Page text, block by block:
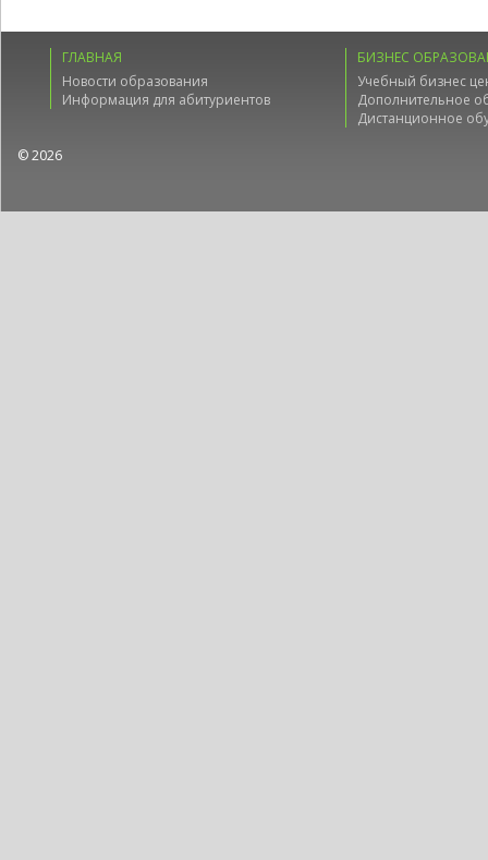
ГЛАВНАЯ
Новости образования
Информация для абитуриентов
БИЗНЕС
Учебный бизнес
Дополнительное
Дистанционное
© 2026